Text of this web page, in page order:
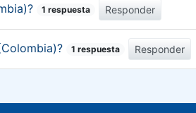
1 respuesta Responder
1 respuesta Responder